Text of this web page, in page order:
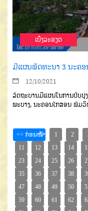
ເບີ່ງລະອຽດ
ມີແຜນພັດທະນາ 3 ນະຄ
12/10/2021
ລັດຖະບານມີແຜນໃນການປັບ
ພະບາງ, ນະຄອນໄກສອນ ພົມ